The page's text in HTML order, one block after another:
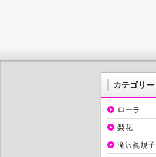
カテゴリー
ローラ
梨花
滝沢眞規子